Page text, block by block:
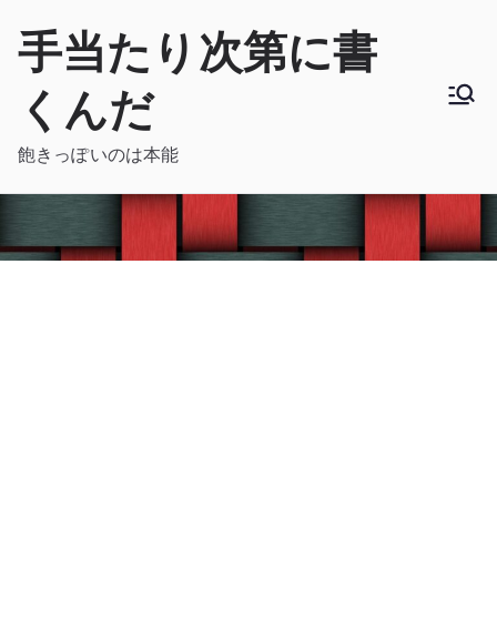
手当たり次第に書
くんだ
飽きっぽいのは本能